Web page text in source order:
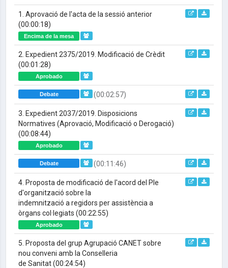
1. Aprovació de l'acta de la sessió anterior
(00:00:18)
Encima de la mesa
2. Expedient 2375/2019. Modificació de Crèdit
(00:01:28)
Aprobado
Debate (00:02:57)
3. Expedient 2037/2019. Disposicions
Normatives (Aprovació, Modificació o Derogació)
(00:08:44)
Aprobado
Debate (00:11:46)
4. Proposta de modificació de l'acord del Ple
d'organització sobre la
indemnització a regidors per assistència a
òrgans col·legiats (00:22:55)
Aprobado
5. Proposta del grup Agrupació CANET sobre
nou conveni amb la Conselleria
de Sanitat(00:24:54)